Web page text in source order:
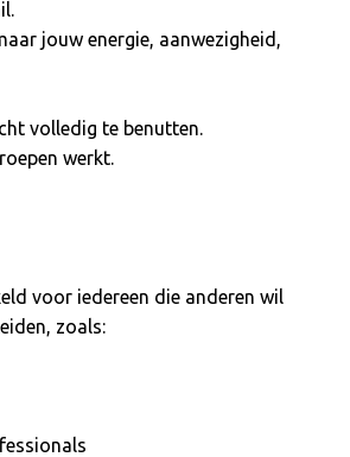
jouw energie, aanwezigheid,
volledig te benutten.
werkt.
voor iedereen die anderen wil
zoals: